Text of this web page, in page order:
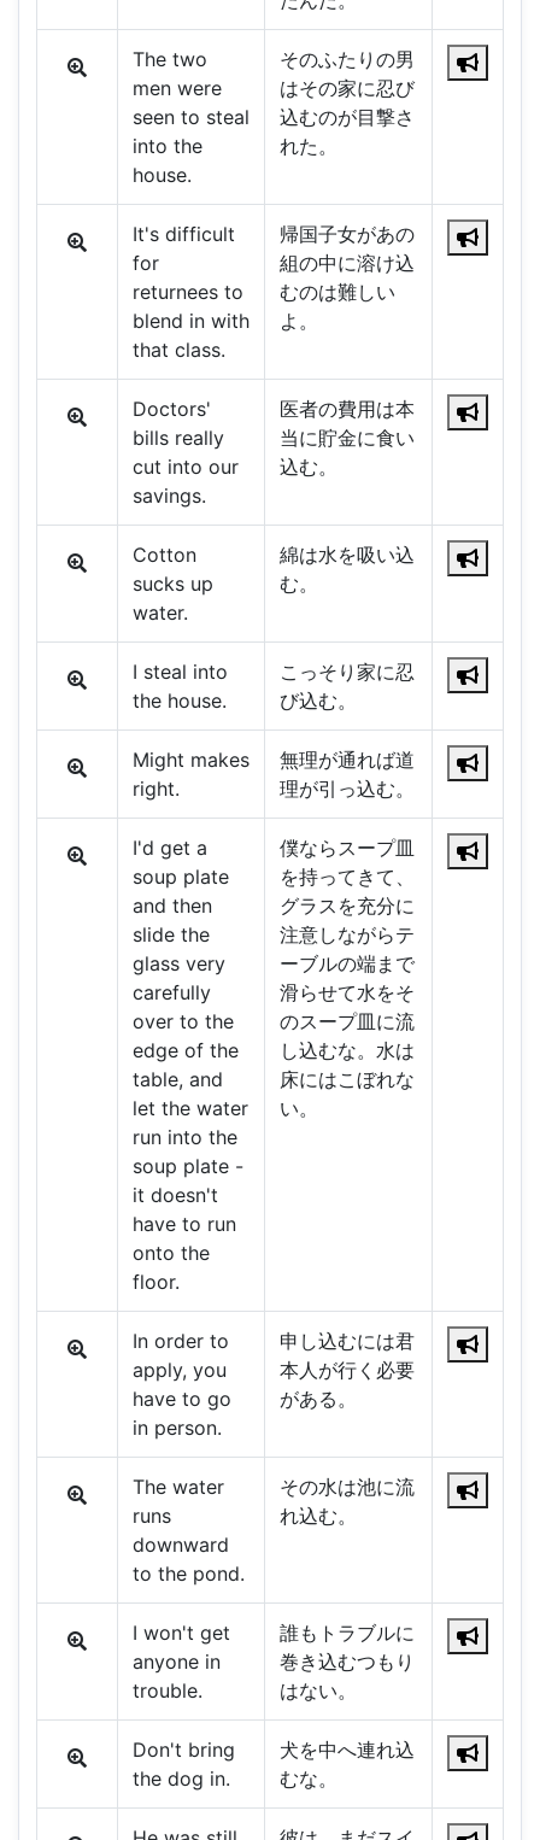
The two
men were
seen to steal
into the
house.
そのふたりの男
はその家に忍び
込むのが目撃さ
れた。
It's difficult
for
returnees to
blend in with
that class.
帰国子女があの
組の中に溶け込
むのは難しい
よ。
Doctors'
bills really
cut into our
savings.
医者の費用は本
当に貯金に食い
込む。
Cotton
sucks up
water.
綿は水を吸い込
む。
I steal into
the house.
こっそり家に忍
び込む。
Might makes
right.
無理が通れば道
理が引っ込む。
I'd get a
soup plate
and then
slide the
glass very
carefully
over to the
edge of the
table, and
let the water
run into the
soup plate -
it doesn't
have to run
onto the
floor.
僕ならスープ皿
を持ってきて、
グラスを充分に
注意しながらテ
ーブルの端まで
滑らせて水をそ
のスープ皿に流
し込むな。水は
床にはこぼれな
い。
In order to
apply, you
have to go
in person.
申し込むには君
本人が行く必要
がある。
The water
runs
downward
to the pond.
その水は池に流
れ込む。
I won't get
anyone in
trouble.
誰もトラブルに
巻き込むつもり
はない。
Don't bring
the dog in.
犬を中へ連れ込
むな。